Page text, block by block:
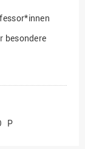
besondere
im
P